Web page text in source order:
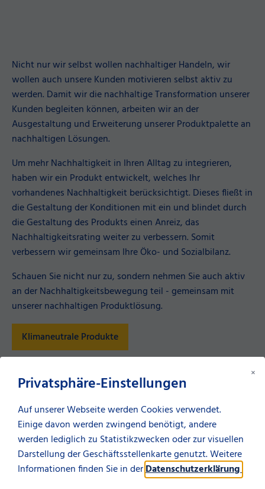
×
Privatsphäre-Einstellungen
Auf unserer Webseite werden Cookies verwendet.
Einige davon werden zwingend benötigt, andere
werden lediglich zu Statistikzwecken oder zur visuellen
Darstellung der Geschäftsstellenkarte genutzt. Weitere
Informationen finden Sie in derDatenschutzerklärung
Nicht nur wir selbst wollen nachhaltiger Handeln, wir
wollen auch unsere Kunden motivieren selbst aktiv zu
werden. Damit wir die nachhaltige Transformation unserer
Kunden begleiten können, arbeiten wir an der
Ausgestaltung und Erweiterung unserer Produktpalette an
nachhaltigen Lösungen.
Um mehr Nachhaltigkeit in Ihren Alltag zu integrieren,
haben wir ein Produkt entwickelt, welches Ihr
vorhandenes Nachhaltigkeit berücksichtigt. Dieses fließt in
die Gestaltung der Konditionen mit ein und blindet durch
die Gestaltung des Produkts einen Anreiz, das
Nachhaltigkeitsrating weiter zu verbessern. Somit
verbessern wir gemeinsam Ihre Öko- und Sozialbilanz.
Schauen Sie nicht nur zu, sondern nehmen Sie auch aktiv
an der Nachhaltigkeitsbewegung teil - gemeinsam mit
unserer nachhaltigen Produktlösung.
Klimaneutrale Produkte
Kontakt aufnehmen
Lassen Sie sich einfach von uns
persönlich beraten.